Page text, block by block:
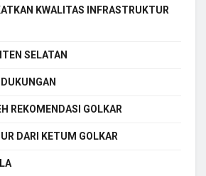
KWALITAS INFRASTRUKTUR
SELATAN
REKOMENDASI GOLKAR
DARI KETUM GOLKAR